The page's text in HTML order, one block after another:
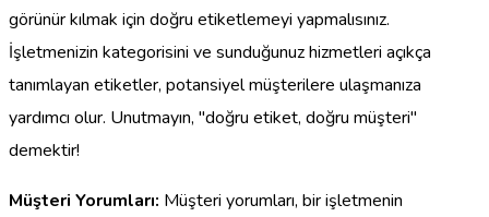
görünür kılmak için doğru etiketlemeyi yapmalısınız.
İşletmenizin kategorisini ve sunduğunuz hizmetleri açıkça
tanımlayan etiketler, potansiyel müşterilere ulaşmanıza
yardımcı olur. Unutmayın, "doğru etiket, doğru müşteri"
demektir!
Müşteri Yorumları: Müşteri yorumları, bir işletmenin